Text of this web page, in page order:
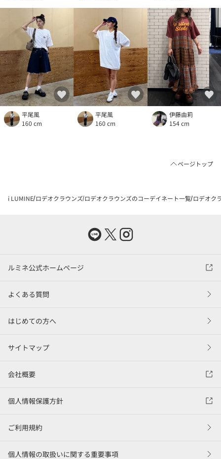
平尾風
160 cm
平尾風
160 cm
伊藤由莉
154 cm
ページトップ
i LUMINE ロデオクラウンズ ロデオクラウンズのコーデイネート一覧 ロデオク
ルミネ公式ホームページ
よくある質問
はじめての方へ
サイトマップ
会社概要
個人情報保護方針
ご利用規約
個人情報の取扱いに関する重要事項